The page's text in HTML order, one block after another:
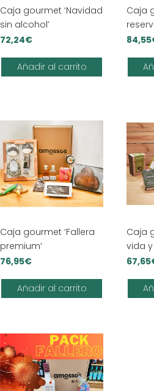
Caja gourmet ‘Navidad
sin alcohol’
72,24€
Añadir al carrito
Caja
84,55
Caja gourmet ‘Fallera
premium’
76,95€
Añadir al carrito
Caja
vida y
67,65